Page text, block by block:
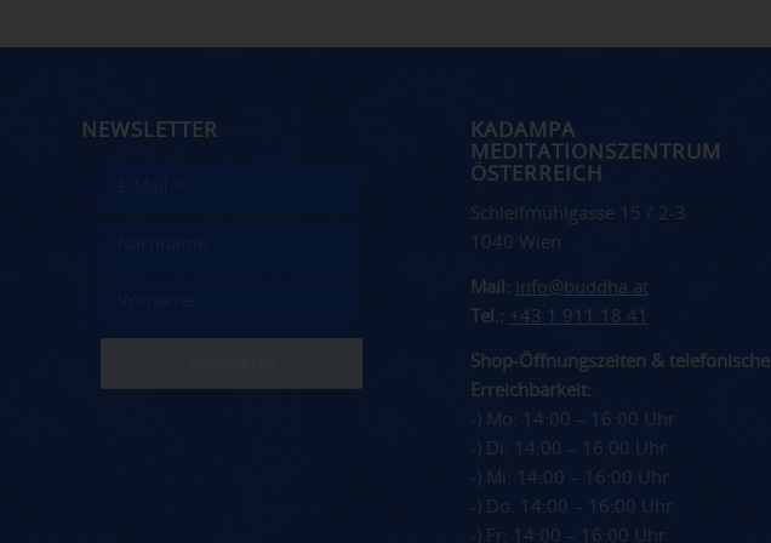
NEWSLETTER
KADAMPA
MEDITATIONSZENTRUM
ÖSTERREICH
Schleifmühlgasse 15 / 2-3
1040 Wien
Mail: info@buddha.at
Tel.: +43 1 911 18 41
Shop-Öffnungszeiten & telefonische
Erreichbarkeit:
-) Mo: 14:00 – 16:00 Uhr
-) Di: 14:00 – 16:00 Uhr
-) Mi: 14:00 – 16:00 Uhr
-) Do: 14:00 – 16:00 Uhr
-) Fr: 14:00 – 16:00 Uhr